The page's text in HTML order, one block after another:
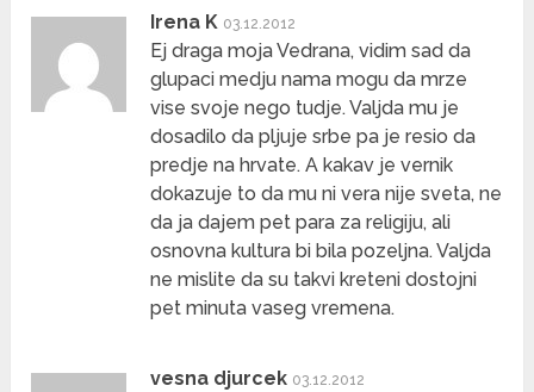
Irena K 03.12.2012
Ej draga moja Vedrana, vidim sad da
glupaci medju nama mogu da mrze
vise svoje nego tudje. Valjda mu je
dosadilo da pljuje srbe pa je resio da
predje na hrvate. A kakav je vernik
dokazuje to da mu ni vera nije sveta, ne
da ja dajem pet para za religiju, ali
osnovna kultura bi bila pozeljna. Valjda
ne mislite da su takvi kreteni dostojni
pet minuta vaseg vremena.
vesna djurcek 03.12.2012